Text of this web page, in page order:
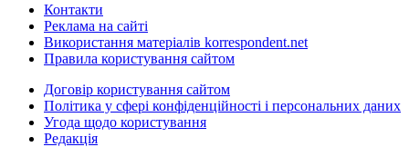
Контакти
Реклама на сайті
Використання матеріалів korrespondent.net
Правила користування сайтом
Договір користування сайтом
Політика у сфері конфіденційності і персональних даних
Угода щодо користування
Редакція